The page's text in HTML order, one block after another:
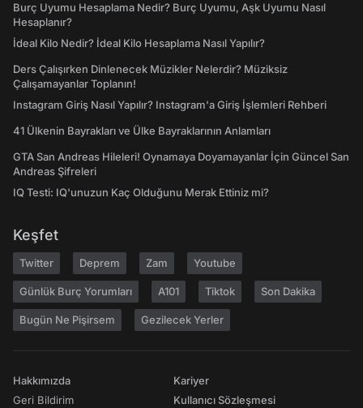
Burç Uyumu Hesaplama Nedir? Burç Uyumu, Aşk Uyumu Nasıl
Hesaplanır?
İdeal Kilo Nedir? İdeal Kilo Hesaplama Nasıl Yapılır?
Ders Çalışırken Dinlenecek Müzikler Nelerdir? Müziksiz
Çalışamayanlar Toplanın!
Instagram Giriş Nasıl Yapılır? Instagram'a Giriş İşlemleri Rehberi
41 Ülkenin Bayrakları ve Ülke Bayraklarının Anlamları
GTA San Andreas Hileleri! Oynamaya Doyamayanlar İçin Güncel San
Andreas Şifreleri
IQ Testi: IQ'unuzun Kaç Olduğunu Merak Ettiniz mi?
Keşfet
Twitter Deprem Zam Youtube
Günlük Burç Yorumları A101 Tiktok Son Dakika
Bugün Ne Pişirsem Gezilecek Yerler
Hakkımızda
Geri Bildirim
Kariyer
Kullanıcı Sözleşmesi